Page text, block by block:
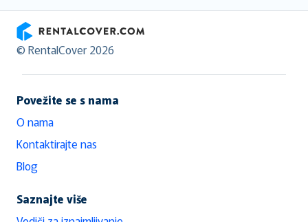
RentalCover
© RentalCover 2026
Povežite se s nama
O nama
Kontaktirajte nas
Blog
Saznajte više